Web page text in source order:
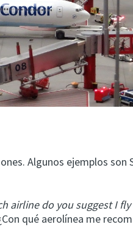
Algunos ejemplos son
airline do you suggest I
qué aerolínea me